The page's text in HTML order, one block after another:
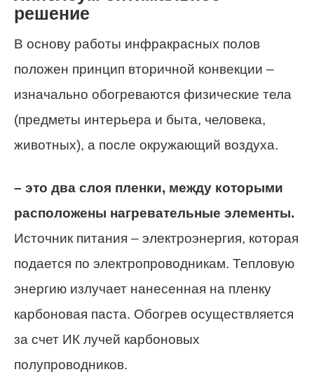
решение
В основу работы инфракрасных полов
положен принцип вторичной конвекции –
изначально обогреваются физические тела
(предметы интерьера и быта, человека,
животных), а после окружающий воздуха.
– это два слоя пленки, между которыми
расположены нагревательные элементы.
Источник питания – электроэнергия, которая
подается по электропроводникам. Тепловую
энергию излучает нанесенная на пленку
карбоновая паста. Обогрев осуществляется
за счет ИК лучей карбоновых
полупроводников.